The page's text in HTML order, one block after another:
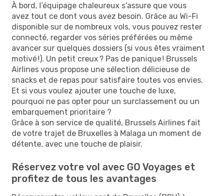
À bord, l’équipage chaleureux s'assure que vous
avez tout ce dont vous avez besoin. Grâce au Wi-Fi
disponible sur de nombreux vols, vous pouvez rester
connecté, regarder vos séries préférées ou même
avancer sur quelques dossiers (si vous êtes vraiment
motivé !). Un petit creux ? Pas de panique ! Brussels
Airlines vous propose une sélection délicieuse de
snacks et de repas pour satisfaire toutes vos envies.
Et si vous voulez ajouter une touche de luxe,
pourquoi ne pas opter pour un surclassement ou un
embarquement prioritaire ?
Grâce à son service de qualité, Brussels Airlines fait
de votre trajet de Bruxelles à Malaga un moment de
détente, avec une touche de plaisir.
Réservez votre vol avec GO Voyages et
profitez de tous les avantages